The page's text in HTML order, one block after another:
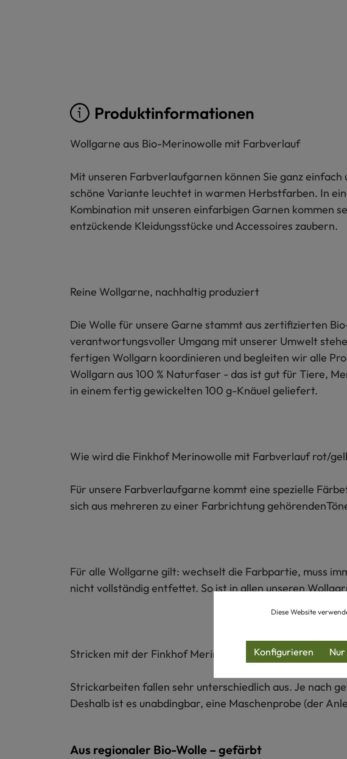
Produktinformationen
Wollgarne aus Bio-Merinowolle mit Farbverlauf
Mit unseren Farbverlaufgarnen können Sie ganz
schöne Variante leuchtet in warmen Herbstfarben. In
Kombination mit unseren einfarbigen Garnen kommen
entzückende Kleidungsstücke und Accessoires zaubern.
Reine Wollgarne, nachhaltig produziert
Die Wolle für unsere Garne stammt aus zertifizierten
verantwortungsvoller Umgang mit unserer Umwelt
fertigen Wollgarn koordinieren und begleiten wir alle
Wollgarn aus 100 % Naturfaser - das ist gut für Tiere,
in einem fertig gewickelten 100 g-Knäuel geliefert.
Wie wird die Finkhof Merinowolle mit Farbverlauf rot/
Für unsere Farbverlaufgarne kommt eine spezielle
sich aus mehreren zu einer Farbrichtung
Für alle Wollgarne gilt: wechselt die Farbpartie, muss
nicht vollständig entfettet. So ist in allen unseren
Stricken mit der Finkhof Merinowolle mit Farbverlauf
Strickarbeiten fallen sehr unterschiedlich aus. Je nach
Deshalb ist es unabdingbar, eine Maschenprobe (der
Aus regionaler Bio-Wolle – gefärbt
Diese Website
Konfigurieren